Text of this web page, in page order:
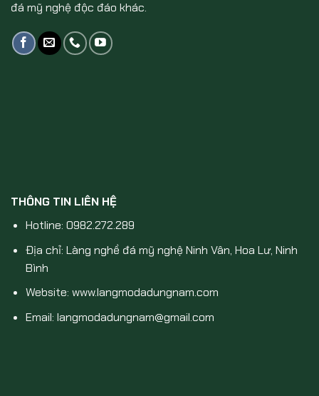
đá mỹ nghệ độc đáo khác.
THÔNG TIN LIÊN HỆ
Hotline: 0982.272.289
Địa chỉ: Làng nghề đá mỹ nghệ Ninh Vân, Hoa Lư, Ninh
Bình
Website: www.langmodadungnam.com
Email: langmodadungnam@gmail.com